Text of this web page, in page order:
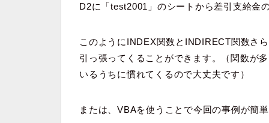
D2に「test2001」のシートから差引支給金
このようにINDEX関数とINDIRECT関数さ
引っ張ってくることができます。（関数が
いるうちに慣れてくるので大丈夫です）
または、VBAを使うことで今回の事例が簡